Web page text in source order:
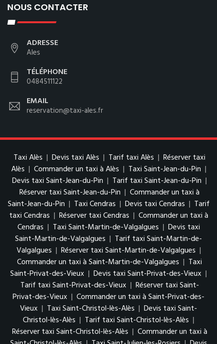
NOUS CONTACTER
ADRESSE
Ales
TÉLÉPHONE
0484511122
EMAIL
reservation@taxi-ales.fr
Taxi Alès | Devis taxi Alès | Tarif taxi Alès | Réserver taxi
Alès | Commander un taxi à Alès | Taxi Saint-Jean-du-Pin |
Devis taxi Saint-Jean-du-Pin | Tarif taxi Saint-Jean-du-Pin |
Réserver taxi Saint-Jean-du-Pin | Commander un taxi à
Saint-Jean-du-Pin | Taxi Cendras | Devis taxi Cendras | Tarif
taxi Cendras | Réserver taxi Cendras | Commander un taxi à
Cendras | Taxi Saint-Martin-de-Valgalgues | Devis taxi
Saint-Martin-de-Valgalgues | Tarif taxi Saint-Martin-de-
Valgalgues | Réserver taxi Saint-Martin-de-Valgalgues |
Commander un taxi à Saint-Martin-de-Valgalgues | Taxi
Saint-Privat-des-Vieux | Devis taxi Saint-Privat-des-Vieux |
Tarif taxi Saint-Privat-des-Vieux | Réserver taxi Saint-
Privat-des-Vieux | Commander un taxi à Saint-Privat-des-
Vieux | Taxi Saint-Christol-lès-Alès | Devis taxi Saint-
Christol-lès-Alès | Tarif taxi Saint-Christol-lès-Alès |
Réserver taxi Saint-Christol-lès-Alès | Commander un taxi à